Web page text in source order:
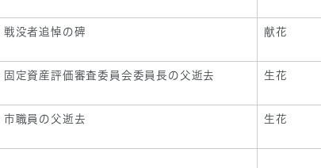
戦没者追悼の碑 献花
固定資産評価審査委員会委員長の父逝去 生花
市職員の父逝去 生花